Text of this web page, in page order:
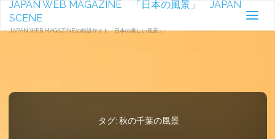
JAPAN WEB MAGAZINE 「日本の風景」 JAPAN
SCENE
JAPAN WEB MAGAZINEの特設サイト「日本の美しい風景」-
タグ: 秋の千葉の風景